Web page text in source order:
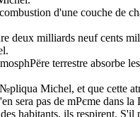
d'une couche de
deux milliards neuf cents
terrestre absorbe
Michel, et que cette
sera pas de mРєme dans la
habitants, ils respirent.